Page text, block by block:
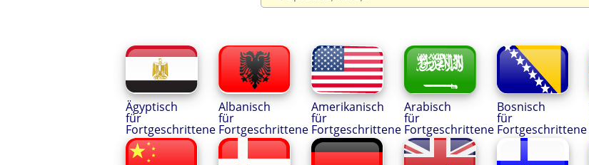
Ägyptisch
für
Fortgeschrittene
Albanisch
für
Fortgeschrittene
Amerikanisch
für
Fortgeschrittene
Arabisch
für
Fortgeschrittene
Bosnisch
für
Fortgeschrittene